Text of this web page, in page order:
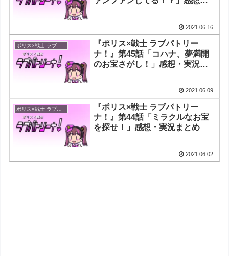
2021.06.16
ポリス×戦士 ラブパトリーナ！
『ポリス×戦士 ラブパトリー
ナ！』第45話「コハナ、夢満開
のお宝さがし！」感想・実況ま
2021.06.09
ポリス×戦士 ラブパトリーナ！
『ポリス×戦士 ラブパトリー
ナ！』第44話「ミラクルなお宝
を探せ！」感想・実況まとめ
2021.06.02